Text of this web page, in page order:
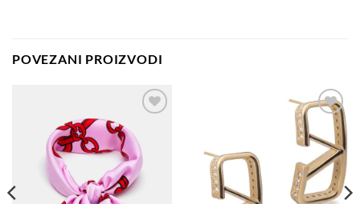
POVEZANI PROIZVODI
želja
Dodaj
listu
želja